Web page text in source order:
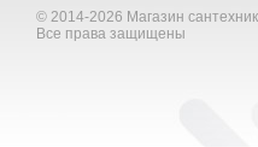
© 2014-2026 Магазин
Все права защищены